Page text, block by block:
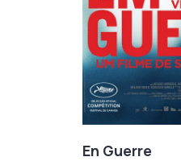
En Guerre